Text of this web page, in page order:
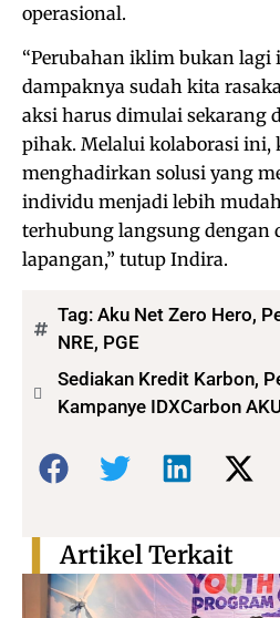
operasional.
“Perubahan iklim bukan lagi
dampaknya sudah kita
aksi harus dimulai sekarang
pihak. Melalui kolaborasi
menghadirkan solusi yang
individu menjadi lebih
terhubung langsung dengan
lapangan,” tutup Indira.
Tag: Aku Net Zero Hero,
NRE, PGE
Sediakan Kredit Karbon,
Kampanye IDXCarbon
Bagikan:
Artikel Terkait